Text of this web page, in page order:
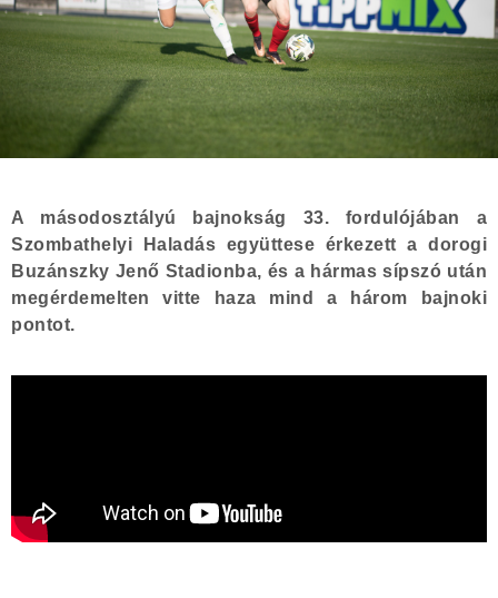
A másodosztályú bajnokság 33. fordulójában a
Szombathelyi Haladás együttese érkezett a dorogi
Buzánszky Jenő Stadionba, és a hármas sípszó után
megérdemelten vitte haza mind a három bajnoki
pontot.